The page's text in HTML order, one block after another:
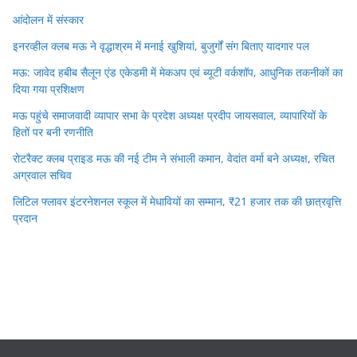
आंदोलन में संस्कार
इनरव्हील क्लब मऊ ने वृद्धाश्रम में मनाई खुशियां, बुजुर्गों संग बिताए यादगार पल
मऊ: जावेद हबीब सैलून एंड एकेडमी में मेकअप एवं ब्यूटी वर्कशॉप, आधुनिक तकनीकों का
दिया गया प्रशिक्षण
मऊ पहुंचे समाजवादी व्यापार सभा के प्रदेश अध्यक्ष प्रदीप जायसवाल, व्यापारियों के
हितों पर बनी रणनीति
रोटरैक्ट क्लब प्राइड मऊ की नई टीम ने संभाली कमान, वेदांत वर्मा बने अध्यक्ष, रचित
अग्रवाल सचिव
लिटिल फ्लावर इंटरनेशनल स्कूल में मेधावियों का सम्मान, ₹21 हजार तक की छात्रवृत्ति
प्रदान